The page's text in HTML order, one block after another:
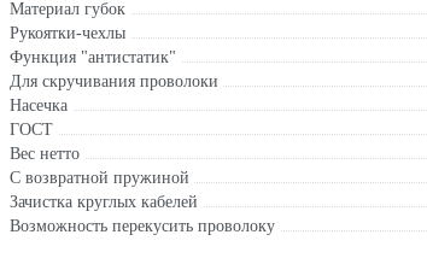
Материал губок
Рукоятки-чехлы
Функция "антистатик"
Для скручивания проволоки
Насечка
ГОСТ
Вес нетто
С возвратной пружиной
Зачистка круглых кабелей
Возможность перекусить проволоку